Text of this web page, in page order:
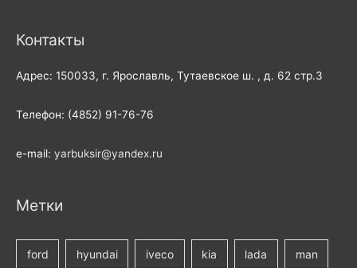
Контакты
Адрес: 150033, г. Ярославль, Тутаевское ш. , д. 62 стр.3
Телефон: (4852) 91-76-76
e-mail: yarbuksir@yandex.ru
Метки
ford hyundai iveco kia lada man